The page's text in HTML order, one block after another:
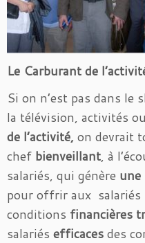
Le Carburant de
Si on n’est pas dans le
la télévision, activités
de l’activité, on devrait
chef bienveillant, à
salariés, qui génère une
pour offrir aux salariés
conditions financières
salariés efficacesdes